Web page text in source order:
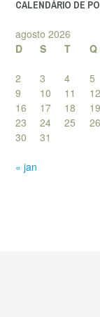
CALENDÁRIO DE
agosto 2026
D
S T Q
2
3 4 5
9
10 11 12
16
17 18 19
23
24 25 26
30
31
« jan